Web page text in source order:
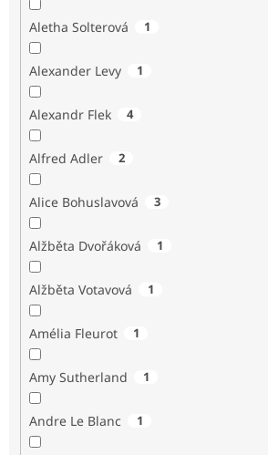
Aletha Solterová 1
Alexander Levy 1
Alexandr Flek 4
Alfred Adler 2
Alice Bohuslavová 3
Alžběta Dvořáková 1
Alžběta Votavová 1
Amélia Fleurot 1
Amy Sutherland 1
Andre Le Blanc 1